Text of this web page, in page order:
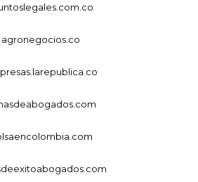
agronegocios.co